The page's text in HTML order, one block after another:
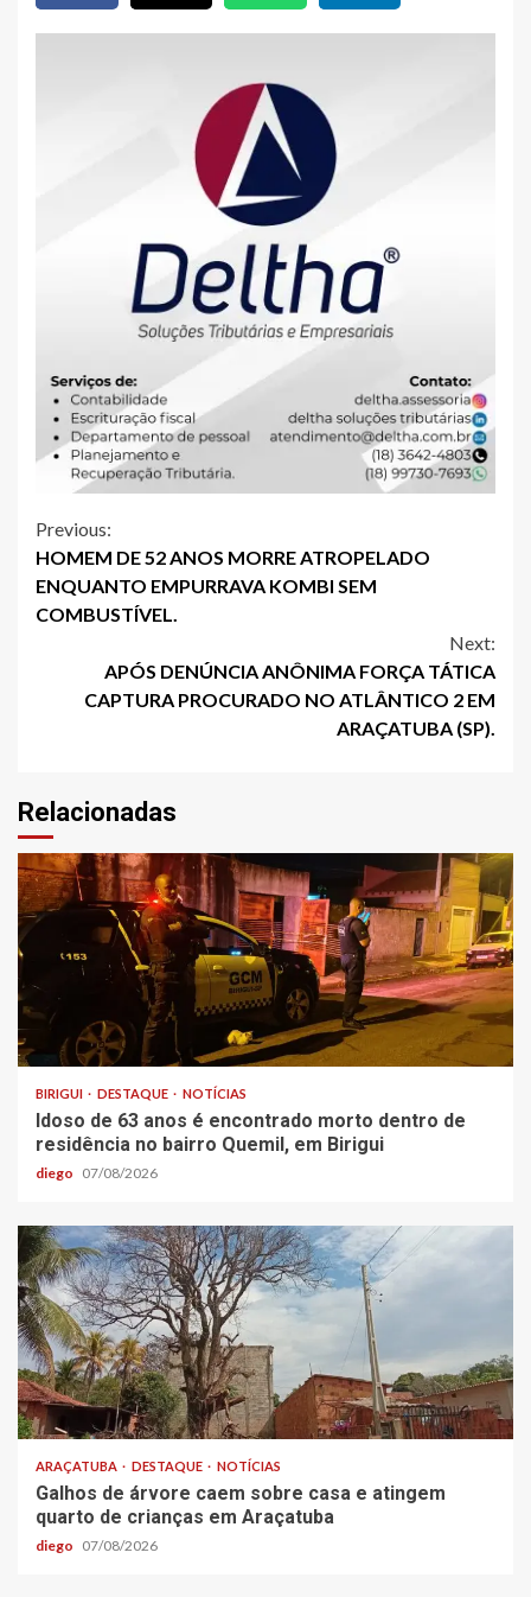
Continue
Reading
Previous:
HOMEM DE 52 ANOS MORRE ATROPELADO
ENQUANTO EMPURRAVA KOMBI SEM
COMBUSTÍVEL.
Next:
APÓS DENÚNCIA ANÔNIMA FORÇA TÁTICA
CAPTURA PROCURADO NO ATLÂNTICO 2 EM
ARAÇATUBA (SP).
Relacionadas
BIRIGUI DESTAQUE NOTÍCIAS
Idoso de 63 anos é encontrado morto dentro de
residência no bairro Quemil, em Birigui
diego 07/08/2026
ARAÇATUBA DESTAQUE NOTÍCIAS
Galhos de árvore caem sobre casa e atingem
quarto de crianças em Araçatuba
diego 07/08/2026